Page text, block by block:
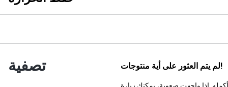
تصفية لم يتم العثور على أية منتوجات!